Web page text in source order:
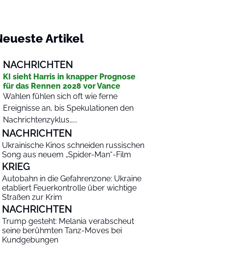
Artikel
NACHRICHTEN
KI sieht Harris in knapper Prognose
für das Rennen 2028 vor Vance
Wahlen fühlen sich oft wie ferne
Ereignisse an, bis Spekulationen den
Nachrichtenzyklus…...
NACHRICHTEN
Ukrainische Kinos schneiden russischen
Song aus neuem „Spider-Man“-Film
KRIEG
Autobahn in die Gefahrenzone: Ukraine
etabliert Feuerkontrolle über wichtige
Straßen zur Krim
NACHRICHTEN
Trump gesteht: Melania verabscheut
seine berühmten Tanz-Moves bei
Kundgebungen